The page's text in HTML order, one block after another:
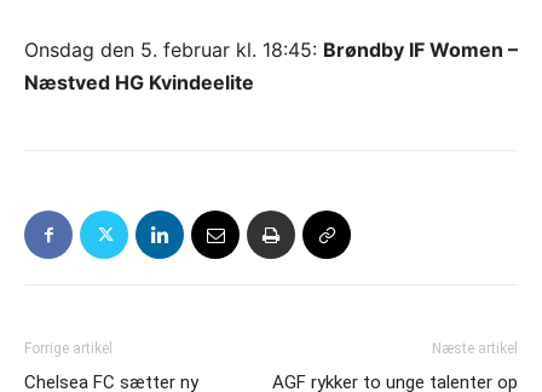
Onsdag den 5. februar kl. 18:45: Brøndby IF Women –
Næstved HG Kvindeelite
Forrige artikel
Chelsea FC sætter ny
Næste artikel
AGF rykker to unge talenter op